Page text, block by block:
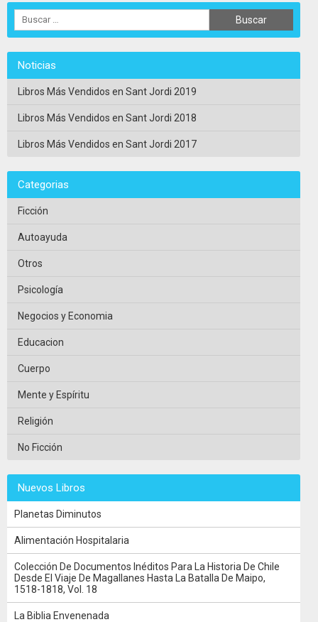
Noticias
Libros Más Vendidos en Sant Jordi 2019
Libros Más Vendidos en Sant Jordi 2018
Libros Más Vendidos en Sant Jordi 2017
Categorias
Ficción
Autoayuda
Otros
Psicología
Negocios y Economia
Educacion
Cuerpo
Mente y Espíritu
Religión
No Ficción
Nuevos Libros
Planetas Diminutos
Alimentación Hospitalaria
Colección De Documentos Inéditos Para La Historia De Chile
Desde El Viaje De Magallanes Hasta La Batalla De Maipo,
1518-1818, Vol. 18
La Biblia Envenenada